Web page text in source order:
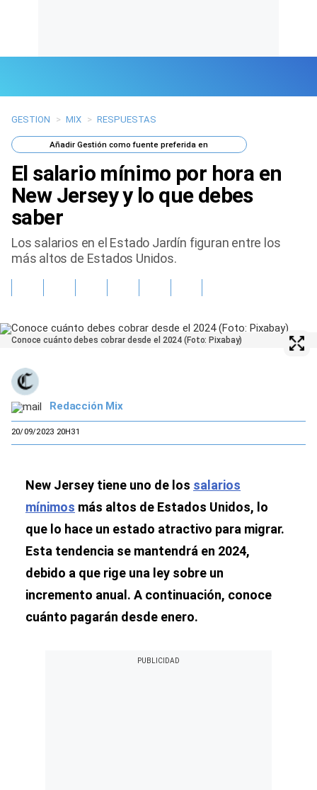
Últimas Noticias
Mi Bolsillo
Respuestas
Gente
Vida Laboral
GESTION > MIX > RESPUESTAS
AñadirGestión como fuente preferida en
El salario mínimo por hora en
New Jersey y lo que debes
saber
Los salarios en el Estado Jardín figuran entre los
más altos de Estados Unidos.
Conoce cuánto debes cobrar desde el 2024 (Foto: Pixabay)
Redacción Mix
20/09/2023 20H31
New Jersey tiene uno de los salarios
mínimos más altos de Estados Unidos, lo
que lo hace un estado atractivo para migrar.
Esta tendencia se mantendrá en 2024,
debido a que rige una ley sobre un
incremento anual. A continuación, conoce
cuánto pagarán desde enero.